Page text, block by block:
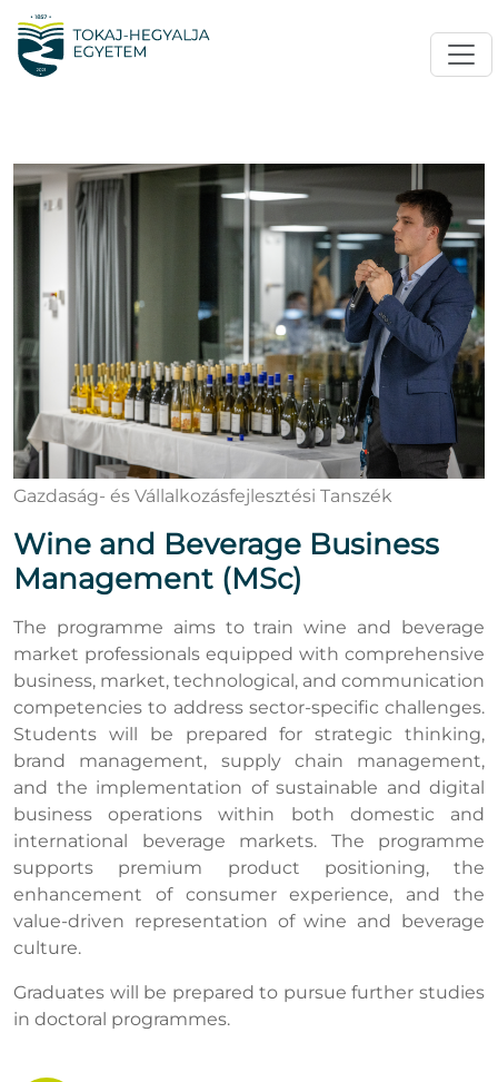
Gazdaság- és Vállalkozásfejlesztési Tanszék
Wine and Beverage Business
Management (MSc)
The programme aims to train wine and beverage
market professionals equipped with comprehensive
business, market, technological, and communication
competencies to address sector-specific challenges.
Students will be prepared for strategic thinking,
brand management, supply chain management,
and the implementation of sustainable and digital
business operations within both domestic and
international beverage markets. The programme
supports premium product positioning, the
enhancement of consumer experience, and the
value-driven representation of wine and beverage
culture.
Graduates will be prepared to pursue further studies
in doctoral programmes.